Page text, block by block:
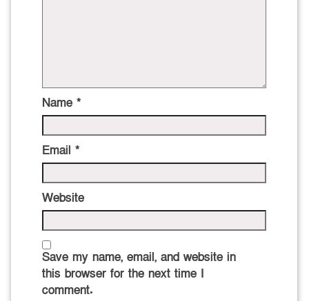
Name *
Email *
Website
Save my name, email, and website in
this browser for the next time I
comment.